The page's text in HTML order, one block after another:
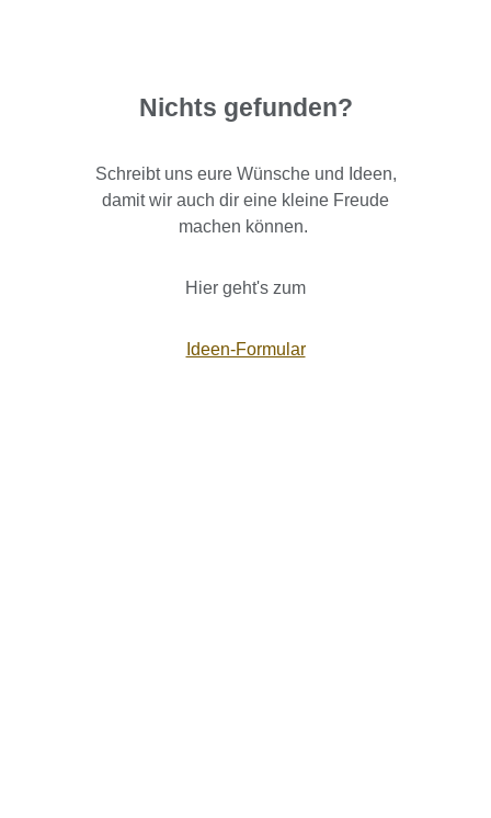
Nichts gefunden?
Schreibt uns eure Wünsche und Ideen,
damit wir auch dir eine kleine Freude
machen können.
Hier geht's zum
Ideen-Formular